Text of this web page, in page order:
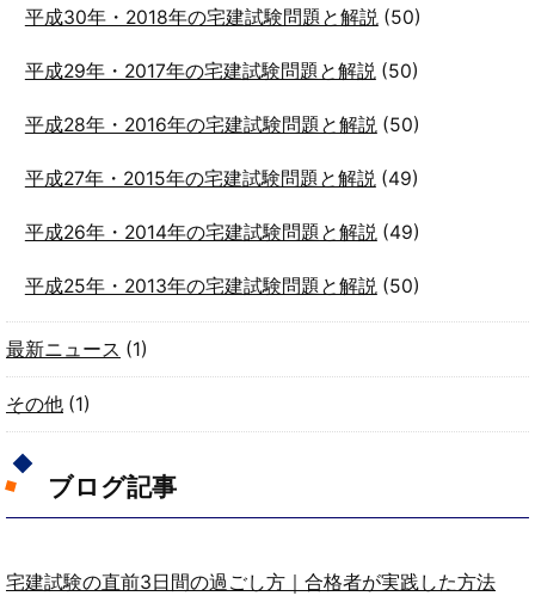
平成30年・2018年の宅建試験問題と解説(50)
平成29年・2017年の宅建試験問題と解説(50)
平成28年・2016年の宅建試験問題と解説(50)
平成27年・2015年の宅建試験問題と解説(49)
平成26年・2014年の宅建試験問題と解説(49)
平成25年・2013年の宅建試験問題と解説(50)
最新ニュース (1)
その他 (1)
ブログ記事
宅建試験の直前3日間の過ごし方｜合格者が実践した方法